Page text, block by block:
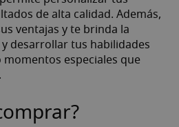
de alta calidad. Además,
ventajas y te brinda la
desarrollar tus habilidades
especiales que